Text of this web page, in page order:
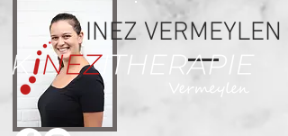
INEZ VERMEYLEN